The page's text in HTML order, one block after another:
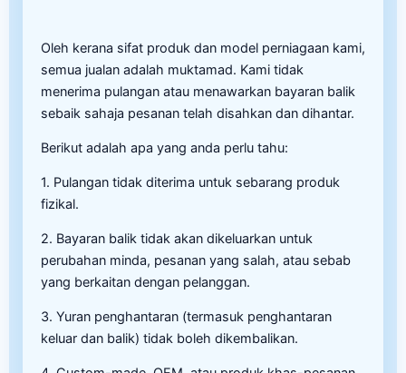
Oleh kerana sifat produk dan model perniagaan kami,
semua jualan adalah muktamad. Kami tidak
menerima pulangan atau menawarkan bayaran balik
sebaik sahaja pesanan telah disahkan dan dihantar.
Berikut adalah apa yang anda perlu tahu:
1. Pulangan tidak diterima untuk sebarang produk
fizikal.
2. Bayaran balik tidak akan dikeluarkan untuk
perubahan minda, pesanan yang salah, atau sebab
yang berkaitan dengan pelanggan.
3. Yuran penghantaran (termasuk penghantaran
keluar dan balik) tidak boleh dikembalikan.